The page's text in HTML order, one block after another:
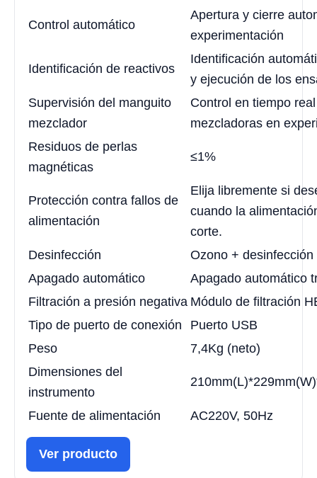
Control automático
Apertura y cierre
experimentación
Identificación de reactivos
Identificación
y ejecución de los
Supervisión del manguito
mezclador
Control en tiempo
mezcladoras en
Residuos de perlas
magnéticas
≤1%
Protección contra fallos de
alimentación
Elija libremente si
cuando la
corte.
Desinfección
Ozono + desinfección
Apagado automático
Apagado automático
Filtración a presión negativa Módulo de filtración
Tipo de puerto de conexión
Puerto USB
Peso
7,4Kg (neto)
Dimensiones del
instrumento
Fuente de alimentación AC220V, 50Hz
Ver producto